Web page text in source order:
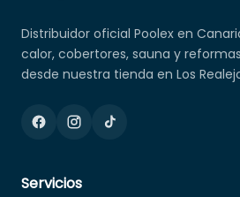
Distribuidor oficial Poolex en
calor, cobertores, sauna y
desde nuestra tienda en Los
Servicios